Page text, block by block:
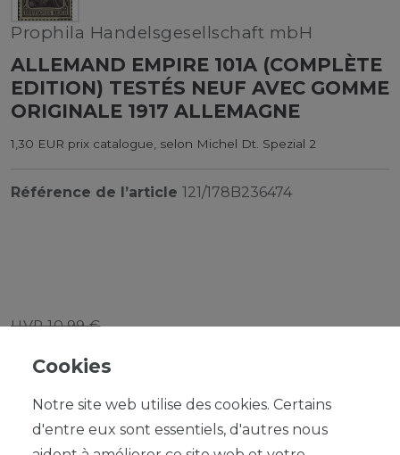
Prophila Handelsgesellschaft mbH
ALLEMAND EMPIRE 101A (COMPLÈTE
EDITION) TESTÉS NEUF AVEC GOMME
ORIGINALE 1917 ALLEMAGNE
1,30 EUR prix catalogue, selon Michel Dt. Spezial 2
Référence de l’article 121/178B236474
UVP 10,99 €
Cookies
Notre site web utilise des cookies. Certains
d'entre eux sont essentiels, d'autres nous